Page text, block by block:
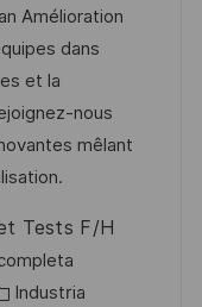
Amélioration
dans
et la
nous
mêlant
Tests F/H
Industria